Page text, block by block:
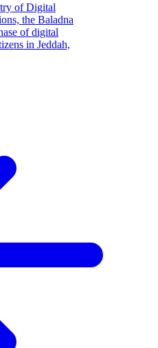
of Digital
the Baladna
of digital
in Jeddah,